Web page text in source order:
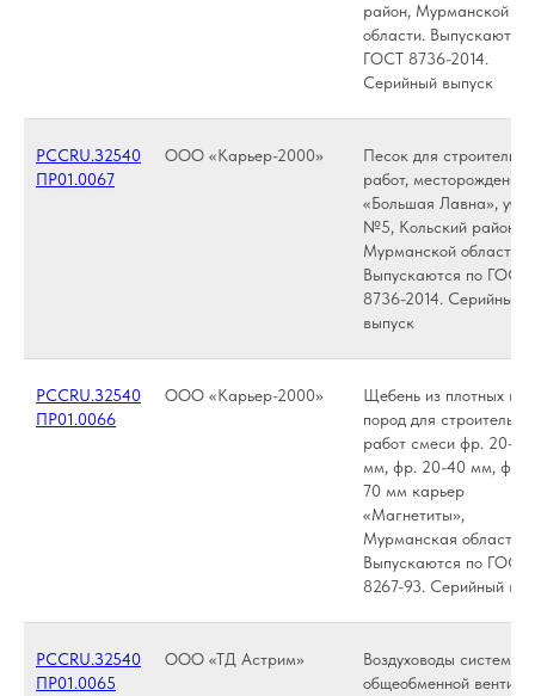
район, Мурманской
области. Выпускаются
ГОСТ 8736-2014.
Серийный выпуск
РССRU.З2540
ПР01.0067
ООО «Карьер-2000»
Песок для
работ, месторождение
«Большая Лавна»,
№5, Кольский район,
Мурманской области.
Выпускаются по ГОСТ
8736-2014. Серийный
выпуск
РССRU.З2540
ПР01.0066
ООО «Карьер-2000»
Щебень из плотных
пород для
работ смеси фр. 20-70
мм, фр. 20-40 мм, фр.
70 мм карьер
«Магнетиты»,
Мурманская область.
Выпускаются по ГОСТ
8267-93. Серийный
РССRU.З2540
ПР01.0065
ООО «ТД Астрим»
Воздуховоды систем
общеобменной